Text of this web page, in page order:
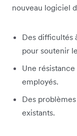
nouveau logiciel
Des difficultés
pour soutenir
Une
employés.
Des
existants.